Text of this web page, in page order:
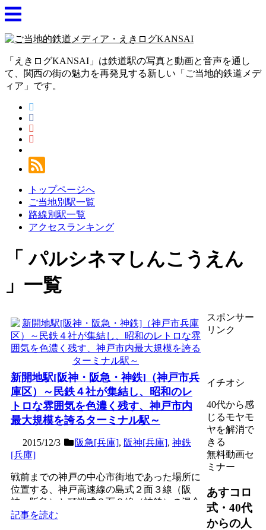
「えきログKANSAI」は鉄道駅の写真と動画と音声を通し
て、関西の街の魅力を再発見する新しい「ご当地的鉄道メデ
ィア」です。
トップページへ
ご当地別駅一覧
路線別駅一覧
アクセスランキング
パルシネマしんこうえん
一覧
新開地駅[阪神・阪急・神鉄]（神戸市兵
庫区）～民鉄４社が集結し、昭和のレ
トロな雰囲気を色濃く残す、神戸市内
最大規模を誇るターミナル駅～
2015/12/3 阪急[兵庫], 阪神[兵庫], 神鉄
[兵庫]
戦前までの神戸の中心市街地であった場所に
位置する、神戸高速線の島式２面３線（阪
神・阪急）と頭端式２面３線（神鉄）の混合
駅で、第３回近畿の駅百...
記事を読む
スポンサー
リンク
イチオシ
40代から感
じるモヤモ
ヤを解消で
きる
無料動画セ
ミナー
あすコロ
式・40代
からの人